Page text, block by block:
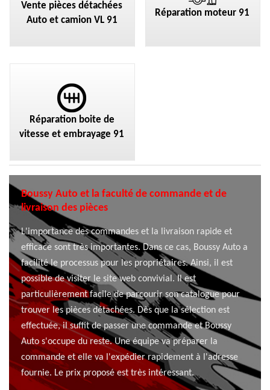
Vente pièces détachées
Auto et camion VL 91
Réparation moteur 91
Réparation boite de
vitesse et embrayage 91
Boussy Auto et la faculté de commande et de
livraison des pièces
L'importance des commandes et la livraison rapide et
efficace sont très importantes. Dans ce cas, Boussy Auto a
facilité le processus pour les propriétaires. Ainsi, il est
possible de visiter le site web convivial. Il est
particulièrement facile de parcourir son catalogue pour
trouver les pièces détachées. Dès que la sélection est
effectuée, il suffit de passer une commande et Boussy
Auto s'occupe du reste. Une équipe va préparer la
commande et elle va l'expédier rapidement à l'adresse
fournie. Le prix proposé est très intéressant.